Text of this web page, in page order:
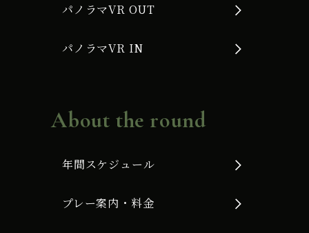
パノラマVR OUT
パノラマVR IN
About the round
年間スケジュール
プレー案内・料金